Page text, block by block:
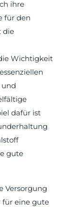
ihre
für den
die
Wichtigkeit
und
dafür ist
gute
Versorgung
für eine gute